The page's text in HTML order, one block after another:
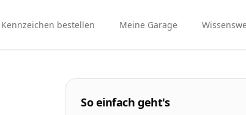
Kennzeichen bestellen Meine Garage
So einfach geht's